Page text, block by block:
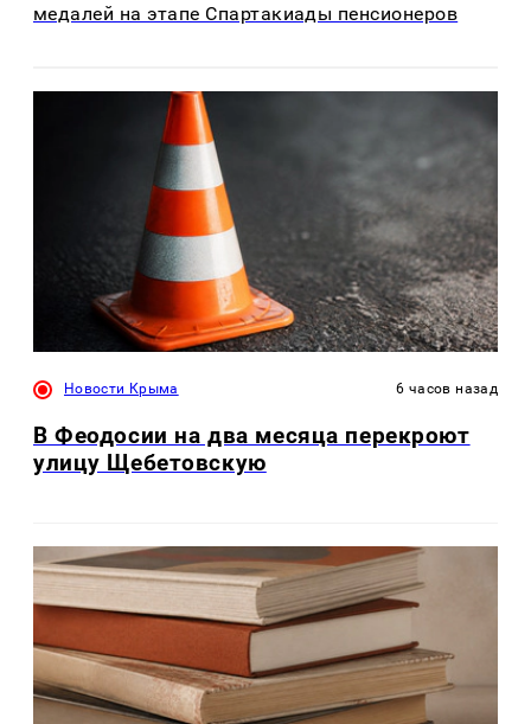
медалей на этапе Спартакиады пенсионеров
Новости Крыма 6 часов назад
В Феодосии на два месяца перекроют
улицу Щебетовскую